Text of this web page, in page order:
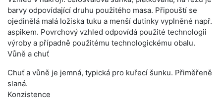
barvy odpovídající druhu použitého masa. Připouští se
ojedinělá malá ložiska tuku a menší dutinky vyplněné např.
aspikem. Povrchový vzhled odpovídá použité technologii
výroby a případně použitému technologickému obalu.
Vůně a chuť
Chuť a vůně je jemná, typická pro kuřecí šunku. Přiměřeně
slaná.
Konzistence